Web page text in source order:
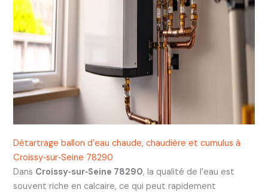
Détartrage ballon d’eau chaude, chaudière et cumulus à
Croissy‑sur‑Seine 78290
Dans Croissy‑sur‑Seine 78290, la qualité de l’eau est
souvent riche en calcaire, ce qui peut rapidement